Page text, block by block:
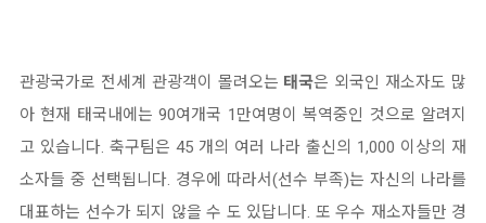
관광국가로 전세계 관광객이 몰려오는 태국은 외국인 재소자도 많
아 현재 태국내에는 90여개국 1만여명이 복역중인 것으로 알려지
고 있습니다. 축구팀은 45 개의 여러 나라 출신의 1,000 이상의 재
소자들 중 선택됩니다. 경우에 따라서(선수 부족)는 자신의 나라를
대표하는 선수가 되지 않을 수 도 있답니다. 또 우수 재소자들만 경